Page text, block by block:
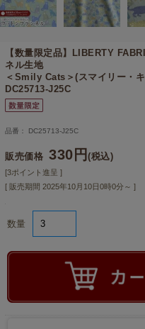
【数量限定品】 LIBERTY
ネル生地
＜Smily Cats＞(スマイリー・
DC25713-J25C
品番： DC25713-J25C
販売価格 330円(税込)
[3ポイント進呈 ]
[ 販売期間 2025年10月10日0時0分 ～ ]
数量